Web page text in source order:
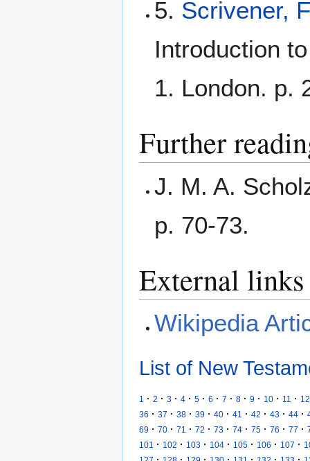
5. Scrivener,
Introduction
1. London. p.
Further
J. M. A.
p. 70-73.
External links
Wikipedia
List of New
1 · 2 · 3 · 4 · 5 · 6 · 7 · 8 · 9 · 10 · 11 · 12
36 · 37 · 38 · 39 · 40 · 41 · 42 · 43 · 44 ·
69 · 70 · 71 · 72 · 73 · 74 · 75 · 76 · 77 ·
101
· 102 · 103 · 104 · 105 · 106 · 107 ·